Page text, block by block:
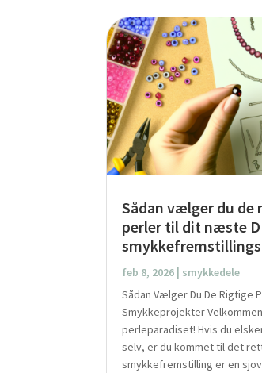
Sådan vælger du de
perler til dit næste
feb 8, 2026
smykkedele
Sådan Vælger Du De Rigtige
Smykkeprojekter
perleparadiset! Hvis du
selv, er du kommet til det
smykkefremstilling er en